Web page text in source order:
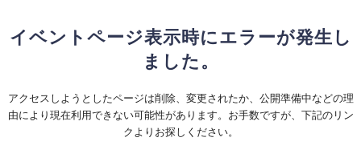
イベントページ表示時にエラーが発生し
ました。
アクセスしようとしたページは削除、変更されたか、公開準備中などの理
由により現在利用できない可能性があります。お手数ですが、下記のリン
クよりお探しください。